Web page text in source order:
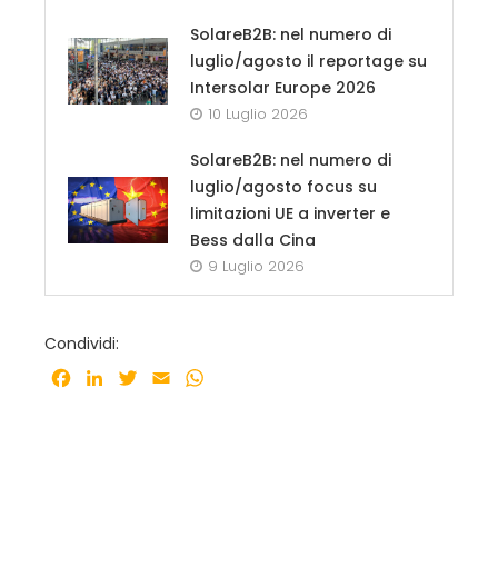
SolareB2B: nel numero di
luglio/agosto il reportage su
Intersolar Europe 2026
10 Luglio 2026
SolareB2B: nel numero di
luglio/agosto focus su
limitazioni UE a inverter e
Bess dalla Cina
9 Luglio 2026
Condividi:
Facebook
LinkedInTwitter
Email